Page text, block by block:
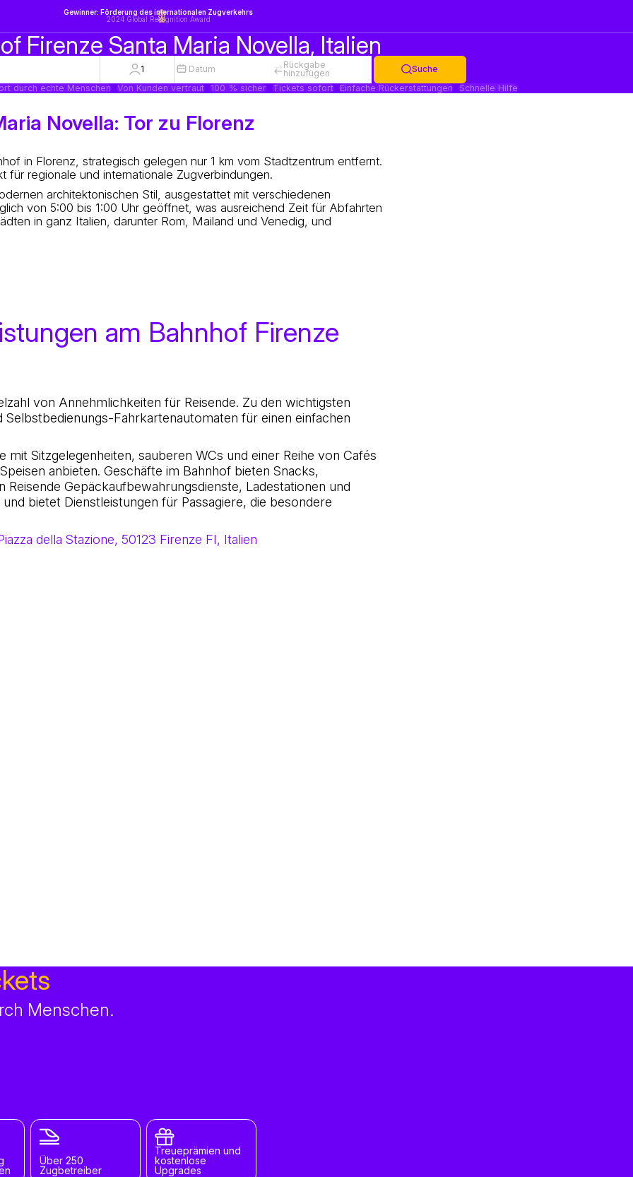
Gewinner: Förderung des internationalen Zugverkehrs
2024 Global Recognition Award
Firenze Santa Maria Novella, Italien
1 Datum
Rückgabe
hinzufügen
Suche
durch echte Menschen Von Kunden vertraut 100 % sicher Tickets sofort Einfache Rückerstattungen Schnelle Hilfe
Novella: Tor zu Florenz
in Florenz, strategisch gelegen nur 1 km vom Stadtzentrum entfernt.
für regionale und internationale Zugverbindungen.
architektonischen Stil, ausgestattet mit verschiedenen
von 5:00 bis 1:00 Uhr geöffnet, was ausreichend Zeit für Abfahrten
in ganz Italien, darunter Rom, Mailand und Venedig, und
am Bahnhof Firenze
von Annehmlichkeiten für Reisende. Zu den wichtigsten
Fahrkartenautomaten für einen einfachen
Sitzgelegenheiten, sauberen WCs und einer Reihe von Cafés
anbieten. Geschäfte im Bahnhof bieten Snacks,
Gepäckaufbewahrungsdienste, Ladestationen und
bietet Dienstleistungen für Passagiere, die besondere
della Stazione, 50123 Firenze FI, Italien
Menschen.
Über 250
Zugbetreiber
Treueprämien und
kostenlose
Upgrades